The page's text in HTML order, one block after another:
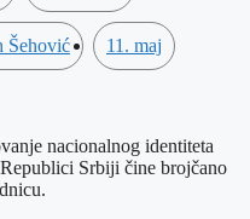
Šehović 11. maj
nacionalnog identiteta
Srbiji čine brojčano